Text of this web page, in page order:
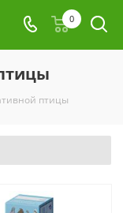
0
птицы